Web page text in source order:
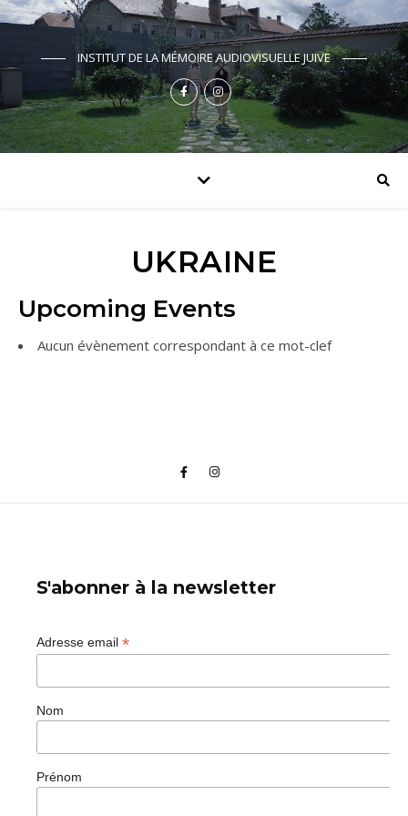
INSTITUT DE LA MÉMOIRE AUDIOVISUELLE JUIVE
UKRAINE
Upcoming Events
Aucun évènement correspondant à ce mot-clef
S'abonner à la newsletter
Adresse email *
Nom
Prénom